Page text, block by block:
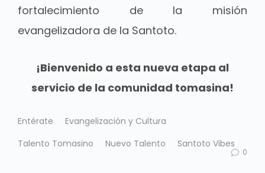
fortalecimiento de la misión
evangelizadora de la Santoto.
¡Bienvenido a esta nueva etapa al
servicio de la comunidad tomasina!
Entérate
Evangelización y Cultura
Talento Tomasino
Nuevo Talento Santoto Vibes
0